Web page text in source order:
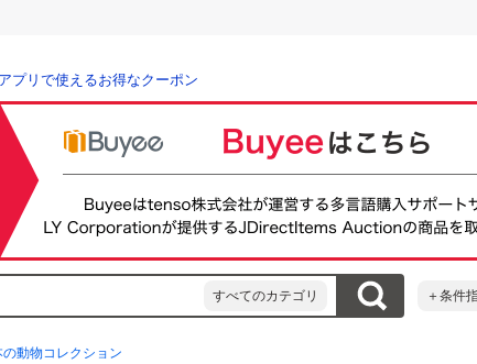
プリで使えるお得なクーポン
すべてのカテゴリ ＋条件
の動物コレクション